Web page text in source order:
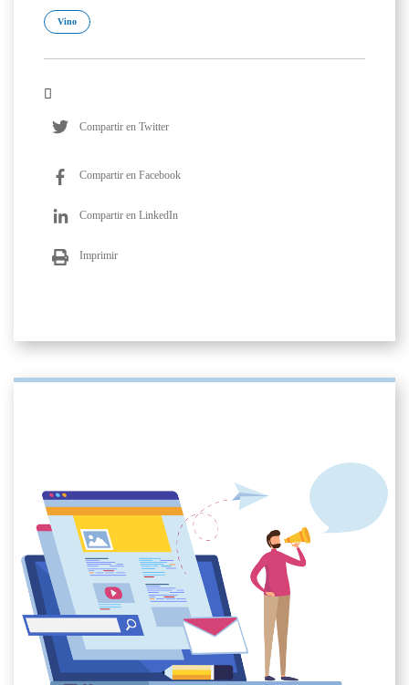
Vino
Compartir en Twitter
Compartir en Facebook
Compartir en LinkedIn
Imprimir